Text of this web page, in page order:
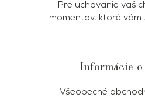
Pre uchovanie
momentov, ktoré vám
Informácie o
Všeobecné